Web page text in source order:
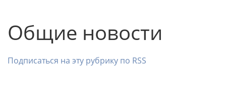
Общие новости
Подписаться на эту рубрику по RSS